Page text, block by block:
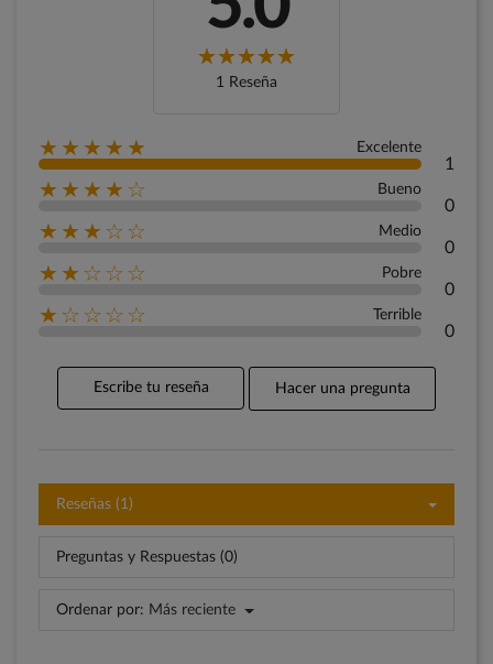
1 Reseña
★★★★★ Excelente
1
★★★★☆ Bueno
0
★★★☆☆ Medio
0
★★☆☆☆ Pobre
0
★☆☆☆☆ Terrible
0
Escribe tu reseña Hacer una pregunta
Reseñas (1)
Preguntas y Respuestas (0)
Ordenar por: Más reciente